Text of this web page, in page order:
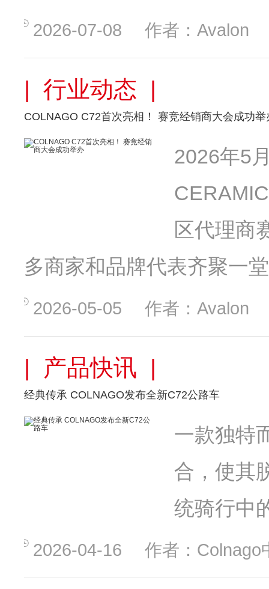
2026-07-08 作者：Avalon
| 行业动态 |
COLNAGO C72首次亮相！ 赛竞经销商大会成功举
2026年5
区代理商
多商家和品牌代表齐聚一
2026-05-05 作者：Avalon
| 产品快讯 |
经典传承 COLNAGO发布全新C72公路车
一款独特
合，使其
统骑行中
2026-04-16 作者：Colnago